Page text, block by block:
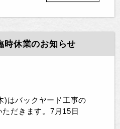
時休業のお知らせ
)はバックヤード工事の
だきます。7月15日